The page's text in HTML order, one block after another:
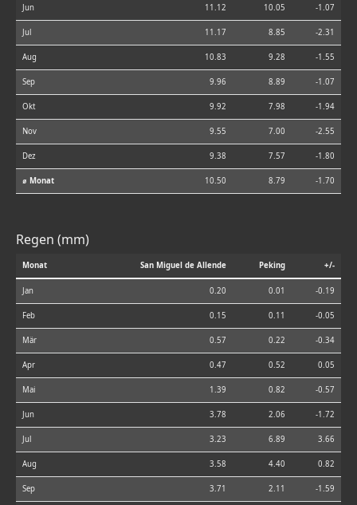
Jun 11.12 10.05 -1.07
Jul 11.17 8.85 -2.31
Aug 10.83 9.28 -1.55
Sep 9.96 8.89 -1.07
Okt 9.92 7.98 -1.94
Nov 9.55 7.00 -2.55
Dez 9.38 7.57 -1.80
⌀ Monat 10.50 8.79 -1.70
Regen (mm)
Monat San Miguel de Allende Peking +/-
Jan 0.20 0.01 -0.19
Feb 0.15 0.11 -0.05
Mär 0.57 0.22 -0.34
Apr 0.47 0.52 0.05
Mai 1.39 0.82 -0.57
Jun 3.78 2.06 -1.72
Jul 3.23 6.89 3.66
Aug 3.58 4.40 0.82
Sep 3.71 2.11 -1.59